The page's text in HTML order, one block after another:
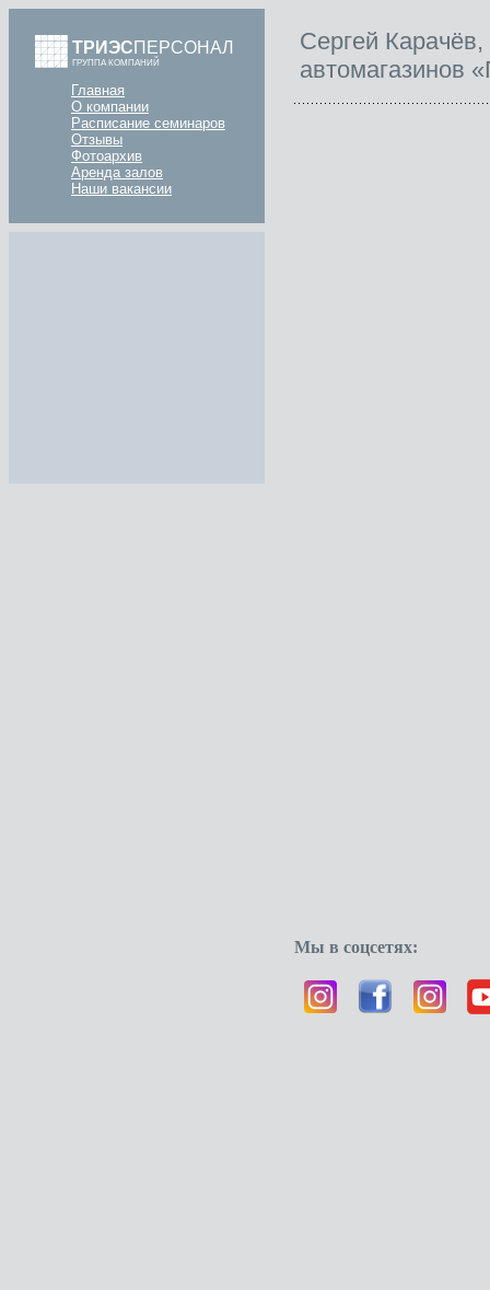
ТРИЭСПЕРСОНАЛ
ГРУППА КОМПАНИЙ
Главная
О компании
Расписание семинаров
Отзывы
Фотоархив
Аренда залов
Наши вакансии
Сергей Карачёв,
автомагазинов
Мы в соцсетях: